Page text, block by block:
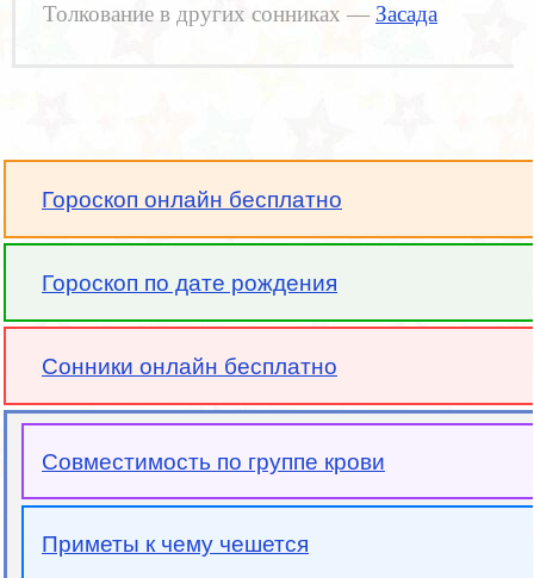
Толкование в других сонниках — Засада
Гороскоп онлайн бесплатно
Гороскоп по дате рождения
Сонники онлайн бесплатно
Совместимость по группе крови
Приметы к чему чешется